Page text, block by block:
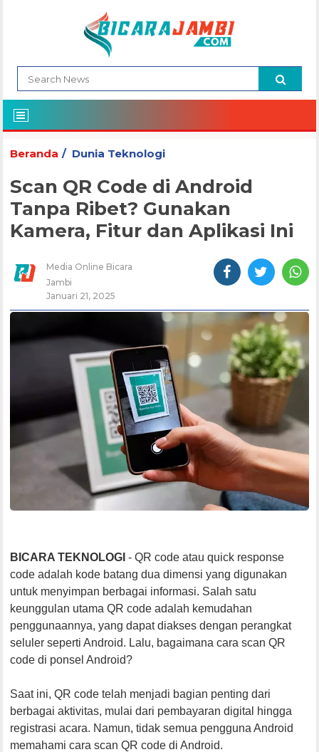
Beranda Dunia Teknologi
Scan QR Code di Android
Tanpa Ribet? Gunakan
Kamera, Fitur dan Aplikasi Ini
Media Online Bicara
Jambi
Januari 21, 2025
BICARA TEKNOLOGI - QR code atau quick response
code adalah kode batang dua dimensi yang digunakan
untuk menyimpan berbagai informasi. Salah satu
keunggulan utama QR code adalah kemudahan
penggunaannya, yang dapat diakses dengan perangkat
seluler seperti Android. Lalu, bagaimana cara scan QR
code di ponsel Android?
Saat ini, QR code telah menjadi bagian penting dari
berbagai aktivitas, mulai dari pembayaran digital hingga
registrasi acara. Namun, tidak semua pengguna Android
memahami cara scan QR code di Android.